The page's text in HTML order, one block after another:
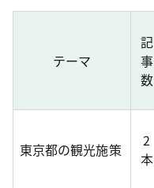
テーマ
記
事
数
東京都の観光施策
2
本